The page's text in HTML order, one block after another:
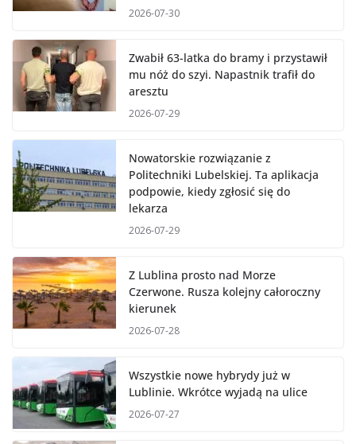
2026-07-30
Zwabił 63-latka do bramy i przystawił
mu nóż do szyi. Napastnik trafił do
aresztu
2026-07-29
Nowatorskie rozwiązanie z
Politechniki Lubelskiej. Ta aplikacja
podpowie, kiedy zgłosić się do
lekarza
2026-07-29
Z Lublina prosto nad Morze
Czerwone. Rusza kolejny całoroczny
kierunek
2026-07-28
Wszystkie nowe hybrydy już w
Lublinie. Wkrótce wyjadą na ulice
2026-07-27